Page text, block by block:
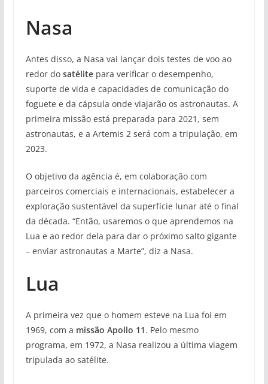
Nasa
Antes disso, a Nasa vai lançar dois testes de voo ao
redor do satélitepara verificar o desempenho,
suporte de vida e capacidades de comunicação do
foguete e da cápsula onde viajarão os astronautas. A
primeira missão está preparada para 2021, sem
astronautas, e a Artemis 2 será com a tripulação, em
2023.
O objetivo da agência é, em colaboração com
parceiros comerciais e internacionais, estabelecer a
exploração sustentável da superfície lunar até o final
da década. “Então, usaremos o que aprendemos na
Lua e ao redor dela para dar o próximo salto gigante
– enviar astronautas a Marte”, diz a Nasa.
Lua
A primeira vez que o homem esteve na Lua foi em
1969, com a missão Apollo 11. Pelo mesmo
programa, em 1972, a Nasa realizou a última viagem
tripulada ao satélite.